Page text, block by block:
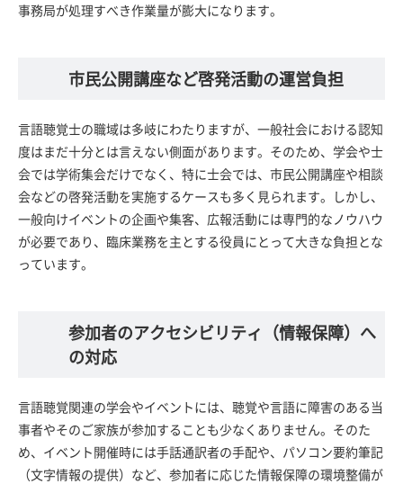
事務局が処理すべき作業量が膨大になります。
市民公開講座など啓発活動の運営負担
言語聴覚士の職域は多岐にわたりますが、一般社会における認知
度はまだ十分とは言えない側面があります。そのため、学会や士
会では学術集会だけでなく、特に士会では、市民公開講座や相談
会などの啓発活動を実施するケースも多く見られます。しかし、
一般向けイベントの企画や集客、広報活動には専門的なノウハウ
が必要であり、臨床業務を主とする役員にとって大きな負担とな
っています。
参加者のアクセシビリティ（情報保障）へ
の対応
言語聴覚関連の学会やイベントには、聴覚や言語に障害のある当
事者やそのご家族が参加することも少なくありません。そのた
め、イベント開催時には手話通訳者の手配や、パソコン要約筆記
（文字情報の提供）など、参加者に応じた情報保障の環境整備が